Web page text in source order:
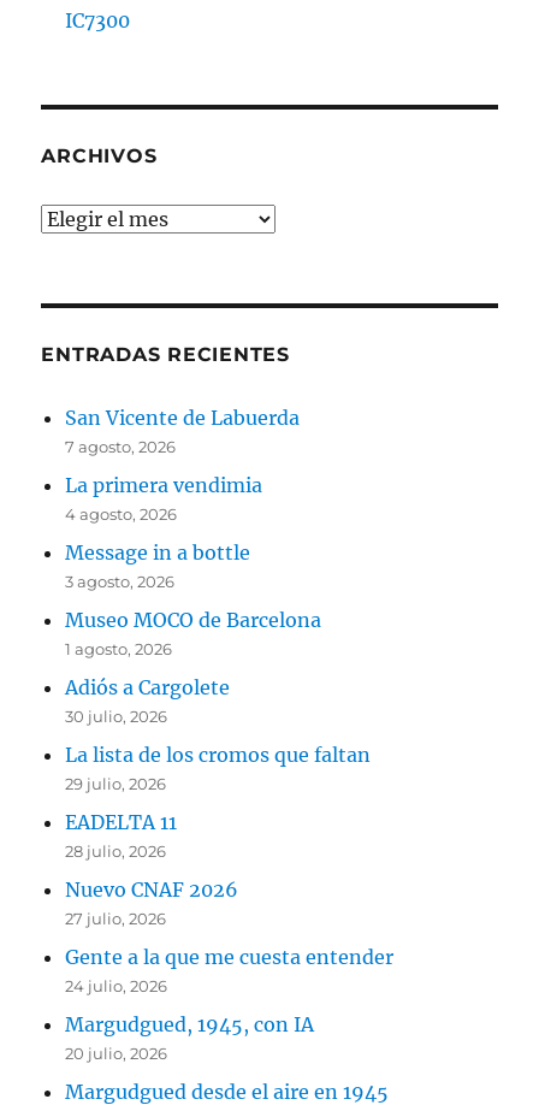
IC7300
ARCHIVOS
Archivos
ENTRADAS RECIENTES
San Vicente de Labuerda
7 agosto, 2026
La primera vendimia
4 agosto, 2026
Message in a bottle
3 agosto, 2026
Museo MOCO de Barcelona
1 agosto, 2026
Adiós a Cargolete
30 julio, 2026
La lista de los cromos que faltan
29 julio, 2026
EADELTA 11
28 julio, 2026
Nuevo CNAF 2026
27 julio, 2026
Gente a la que me cuesta entender
24 julio, 2026
Margudgued, 1945, con IA
20 julio, 2026
Margudgued desde el aire en 1945